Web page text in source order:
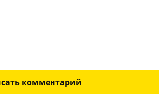
комментарий